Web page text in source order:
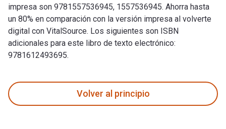
impresa son 9781557536945, 1557536945. Ahorra hasta
un 80% en comparación con la versión impresa al volverte
digital con VitalSource. Los siguientes son ISBN
adicionales para este libro de texto electrónico:
9781612493695.
Volver al principio